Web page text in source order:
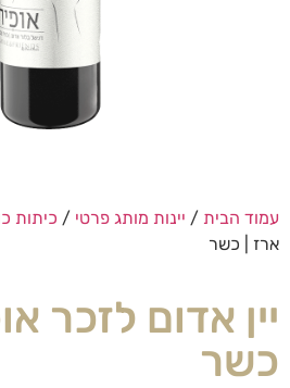
עמוד הבית / יינות מותג פרטי / כיתות
ארז | כשר
יין אדום לזכר
כשר